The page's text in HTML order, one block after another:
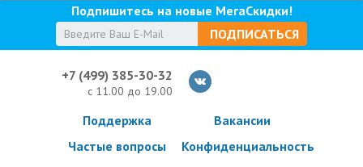
Подпишитесь на новые МегаСкидки!
ПОДПИСАТЬСЯ
+7 (499) 385-30-32
с 11.00 до 19.00
Поддержка
Частые вопросы
Вакансии
Конфиденциальность